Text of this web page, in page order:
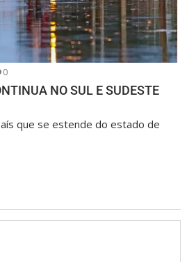
0
NO SUL E SUDESTE
que se estende do estado de